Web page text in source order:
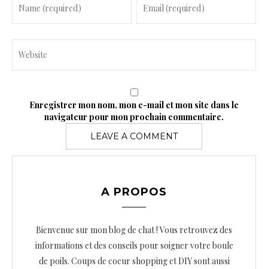
Enregistrer mon nom, mon e-mail et mon site dans le
navigateur pour mon prochain commentaire.
A PROPOS
Bienvenue sur mon blog de chat ! Vous retrouvez des
informations et des conseils pour soigner votre boule
de poils. Coups de coeur shopping et DIY sont aussi